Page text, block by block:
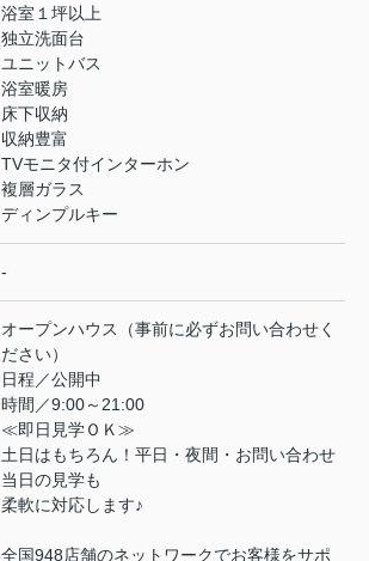
浴室１坪以上
独立洗面台
ユニットバス
浴室暖房
床下収納
収納豊富
TVモニタ付インターホン
複層ガラス
ディンプルキー
-
オープンハウス（事前に必ずお問い合わせく
ださい）
日程／公開中
時間／9:00～21:00
≪即日見学ＯＫ≫
土日はもちろん！平日・夜間・お問い合わせ
当日の見学も
柔軟に対応します♪
全国948店舗のネットワークでお客様をサポ